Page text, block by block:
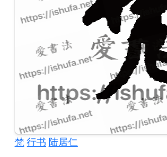
梵行书 陆居仁